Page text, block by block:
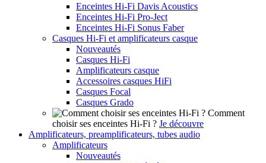
Enceintes Hi-Fi Davis Acoustics
Enceintes Hi-Fi Pro-Ject
Enceintes Hi-Fi Sonus Faber
Casques Hi-Fi et amplificateurs casque
Nouveautés
Casques Hi-Fi
Amplificateurs casque
Accessoires casques HiFi
Casques Focal
Casques Grado
Comment
choisir ses enceintes Hi-Fi ? Je découvre
Amplificateurs, preamplificateurs, tubes audio
Amplificateurs
Nouveautés